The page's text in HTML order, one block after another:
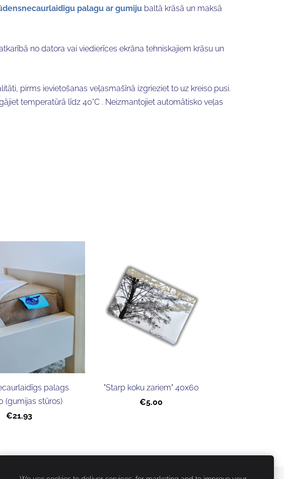
palagu ar gumiju baltā krāsā un maksā
no datora vai viedierīces ekrāna tehniskajiem krāsu un
pirms ievietošanas veļasmašīnā izgrieziet to uz kreiso pusi.
temperatūrā līdz 40°C . Neizmantojiet automātisko veļas
palags
(gumijas stūros)
€21.93
"Starp koku zariem" 40x60
€5.00